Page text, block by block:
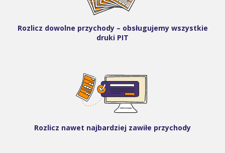
Rozlicz dowolne przychody – obsługujemy wszystkie
druki PIT
Rozlicz nawet najbardziej zawiłe przychody